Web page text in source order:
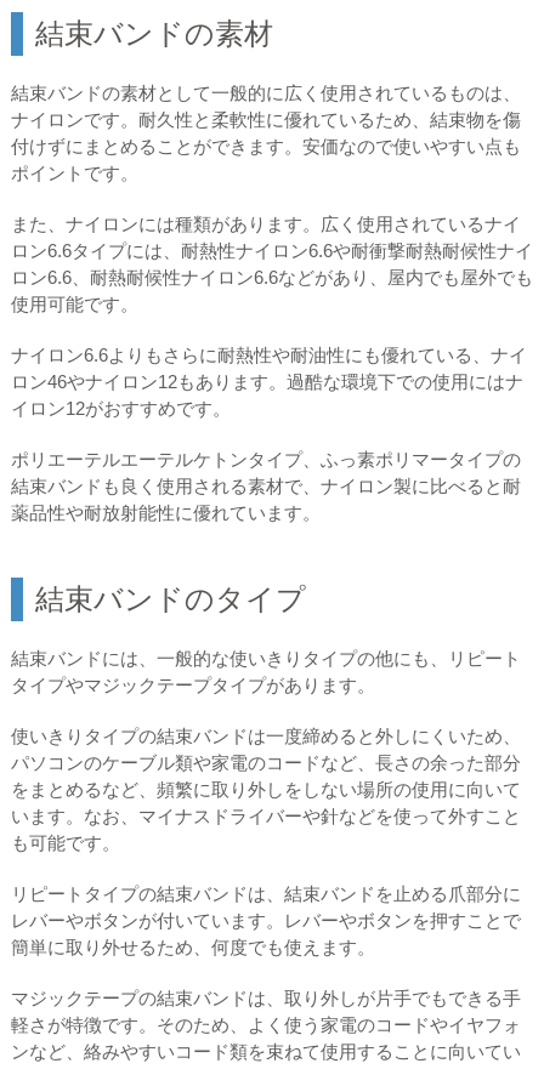
結束バンドの素材
結束バンドの素材として一般的に広く使用されているものは、
ナイロンです。耐久性と柔軟性に優れているため、結束物を傷
付けずにまとめることができます。安価なので使いやすい点も
ポイントです。
また、ナイロンには種類があります。広く使用されているナイ
ロン6.6タイプには、耐熱性ナイロン6.6や耐衝撃耐熱耐候性ナイ
ロン6.6、耐熱耐候性ナイロン6.6などがあり、屋内でも屋外でも
使用可能です。
ナイロン6.6よりもさらに耐熱性や耐油性にも優れている、ナイ
ロン46やナイロン12もあります。過酷な環境下での使用にはナ
イロン12がおすすめです。
ポリエーテルエーテルケトンタイプ、ふっ素ポリマータイプの
結束バンドも良く使用される素材で、ナイロン製に比べると耐
薬品性や耐放射能性に優れています。
結束バンドのタイプ
結束バンドには、一般的な使いきりタイプの他にも、リピート
タイプやマジックテープタイプがあります。
使いきりタイプの結束バンドは一度締めると外しにくいため、
パソコンのケーブル類や家電のコードなど、長さの余った部分
をまとめるなど、頻繁に取り外しをしない場所の使用に向いて
います。なお、マイナスドライバーや針などを使って外すこと
も可能です。
リピートタイプの結束バンドは、結束バンドを止める爪部分に
レバーやボタンが付いています。レバーやボタンを押すことで
簡単に取り外せるため、何度でも使えます。
マジックテープの結束バンドは、取り外しが片手でもできる手
軽さが特徴です。そのため、よく使う家電のコードやイヤフォ
ンなど、絡みやすいコード類を束ねて使用することに向いてい